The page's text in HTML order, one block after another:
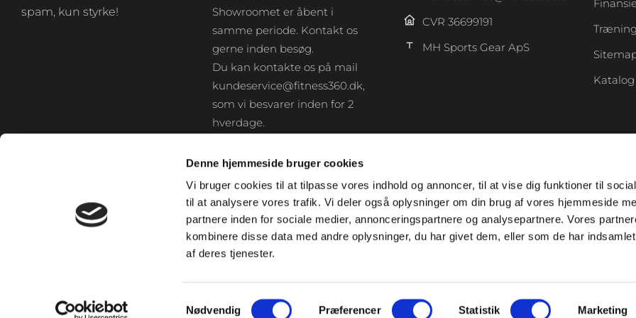
Denne hjemmeside bruger cookies
Vi bruger cookies til at tilpasse vores indhold og annoncer, til at vise dig funktioner til
til at analysere vores trafik. Vi deler også oplysninger om din brug af vores hjemmeside
partnere inden for sociale medier, annonceringspartnere og analysepartnere. Vores
kombinere disse data med andre oplysninger, du har givet dem, eller som de har
af deres tjenester.
Samtykkevalg
Nødvendig Præferencer Statistik Marketing
spam, kun styrke!
Showroomet er åbent i
samme periode. Kontakt os
gerne inden besøg.
Du kan kontakte os på mail
kundeservice@fitness360.dk,
som vi besvarer inden for 2
hverdage.
CVR 36699191
MH Sports Gear ApS
Katalog
a
c
e
b
-